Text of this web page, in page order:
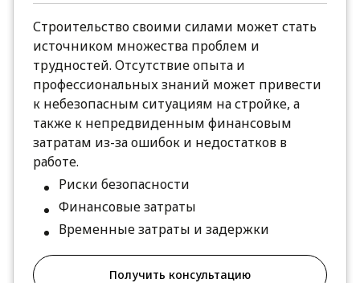
Строительство своими силами может стать
источником множества проблем и
трудностей. Отсутствие опыта и
профессиональных знаний может привести
к небезопасным ситуациям на стройке, а
также к непредвиденным финансовым
затратам из-за ошибок и недостатков в
работе.
Риски безопасности
Финансовые затраты
Временные затраты и задержки
Получить консультацию